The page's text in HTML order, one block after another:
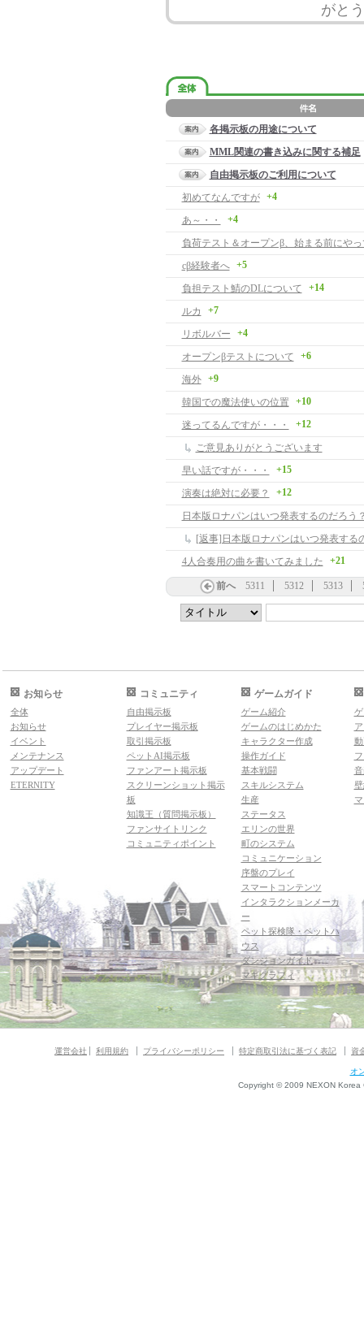
がと
各掲示板の用途について
MML関連の書き込みに関する補足
自由掲示板のご利用について
初めてなんですが
+4
あ～・・ +4
負荷テスト＆オープンβ、始まる前にや
cβ経験者へ
+5
負担テスト鯖のDLについて +14
ルカ +7
リボルバー +4
オープンβテストについて +6
海外 +9
韓国での魔法使いの位置 +10
迷ってるんですが・・・ +12
ご意見ありがとうございます
早い話ですが・・・
+15
演奏は絶対に必要？ +12
日本版ロナパンはいつ発表するのだろう
[返事]日本版ロナパンはいつ発表する
4人合奏用の曲を書いてみました
+21
前へ 5311 5312 5313
お知らせ
全体
お知らせ
イベント
メンテナンス
アップデート
ETERNITY
コミュニティ
自由掲示板
プレイヤー掲示板
取引掲示板
ペットAI掲示板
ファンアート掲示板
スクリーンショット掲示
板
知識王（質問掲示板）
ファンサイトリンク
コミュニティポイント
ゲームガイド
ゲーム紹介
ゲームのはじめかた
キャラクター作成
操作ガイド
基本戦闘
スキルシステム
生産
ステータス
エリンの世界
町のシステム
コミュニケーション
序盤のプレイ
スマートコンテンツ
インタラクションメーカ
ー
ペット探検隊・ペットハ
ウス
ダンジョンガイド
マギグラフィ
運営会社 利用規約 プライバシーポリシー 特定商取引法に基づく表記 資
オ
Copyright © 2009 NEXON Korea